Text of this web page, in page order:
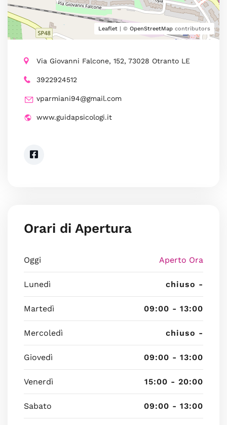
Leaflet | © OpenStreetMap contributors
Via Giovanni Falcone, 152, 73028 Otranto LE
3922924512
vparmiani94@gmail.com
www.guidapsicologi.it
Orari di Apertura
Oggi Aperto Ora
Lunedì chiuso -
Martedì 09:00 - 13:00
Mercoledì chiuso -
Giovedì 09:00 - 13:00
Venerdì 15:00 - 20:00
Sabato 09:00 - 13:00